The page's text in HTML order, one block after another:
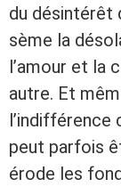
du désintérêt
sème la
l’amour et la
autre. Et
peut parfois
érode les